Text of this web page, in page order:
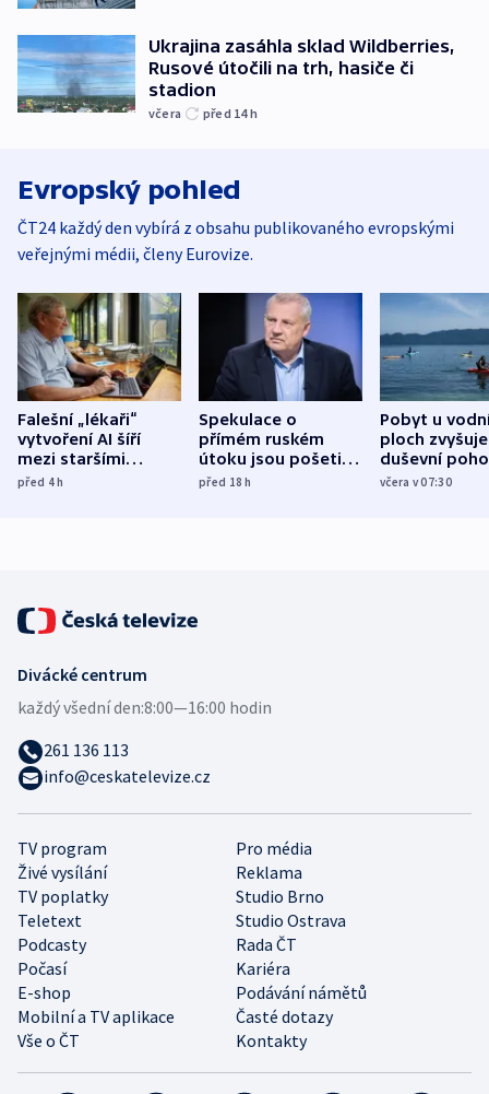
Ukrajina zasáhla sklad Wildberries,
Rusové útočili na trh, hasiče či
stadion
včera před 14h
Evropský pohled
ČT24 každý den vybírá z obsahu publikovaného evropskými
veřejnými médii, členy Eurovize.
Falešní „lékaři“
vytvoření AI šíří
mezi staršími
Poláky nebezpečné
před 4h
Spekulace o
přímém ruském
útoku jsou pošetilé,
míní estonský
před 18h
Pobyt u
ploch zvyšuje
duševní
ukázala
včera v 07:30
TV program
Pro média
Živé vysílání
Reklama
TV poplatky
Studio Brno
Teletext
Studio Ostrava
Podcasty
Rada ČT
Počasí
Kariéra
E-shop
Podávání námětů
Mobilní a TV aplikace
Časté dotazy
Vše o ČT
Kontakty
Divácké centrum
každý všední den:8:00—16:00 hodin
261 136 113
info@ceskatelevize.cz